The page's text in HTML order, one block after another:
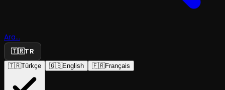
Ara...
🇹🇷TR
🇹🇷Türkçe 🇬🇧English 🇫🇷Français